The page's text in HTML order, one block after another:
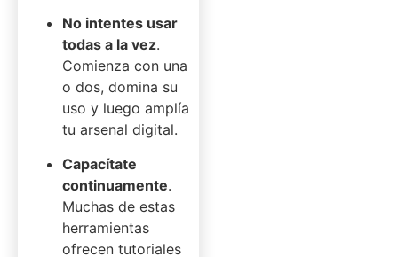
No intentes usar
todas a la vez.
Comienza con una
o dos, domina su
uso y luego amplía
tu arsenal digital.
Capacítate
continuamente.
Muchas de estas
herramientas
ofrecen tutoriales